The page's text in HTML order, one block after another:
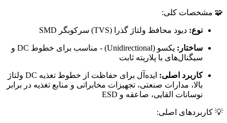
🧩 مشخصات کلی:
نوع: دیود محافظ ولتاژ گذرا (TVS) سرکوبگر SMD
ساختار:
یکسو (Unidirectional) - مناسب برای خطوط DC و
سیگنال‌های با پلاریته ثابت
کاربرد اصلی:
ایده‌آل برای حفاظت از خطوط تغذیه DC ولتاژ
بالا، مدارات صنعتی، تجهیزات مخابراتی و منابع تغذیه در برابر
نوسانات القایی، صاعقه و ESD
💡 کاربردهای اصلی: